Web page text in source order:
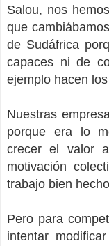
Salou, nos
que
de Sudáfrica
capaces ni de
ejemplo hacen
Nuestras
porque era lo
crecer el valor
motivación
trabajo bien
Pero para
intentar